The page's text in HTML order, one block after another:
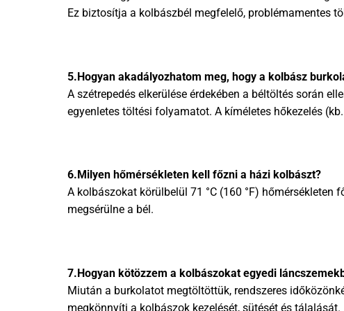
Ez biztosítja a kolbászbél megfelelő, problémamentes
5.Hogyan akadályozhatom meg, hogy a kolbász
A szétrepedés elkerülése érdekében a béltöltés során
egyenletes töltési folyamatot. A kíméletes hőkezelés
6.Milyen hőmérsékleten kell főzni a házi kolbászt?
A kolbászokat körülbelül 71 °C (160 °F)
megsérülne a bél.
7.Hogyan kötözzem a kolbászokat egyedi
Miután a burkolatot megtöltöttük, rendszeres
megkönnyíti a kolbászok kezelését, sütését és tálalását.